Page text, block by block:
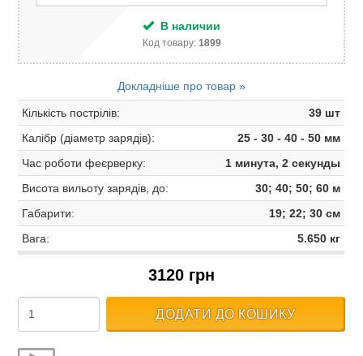
В наличии
Код товару: 1899
Докладніше про товар »
Кількість пострілів:
39 шт
Калібр (діаметр зарядів):
25 - 30 - 40 - 50 мм
Час роботи феєрверку:
1 минута, 2 секунды
Висота вильоту зарядів, до:
30; 40; 50; 60 м
Габарити:
19; 22; 30 см
Вага:
5.650 кг
3120 грн
ДОДАТИ ДО КОШИКУ